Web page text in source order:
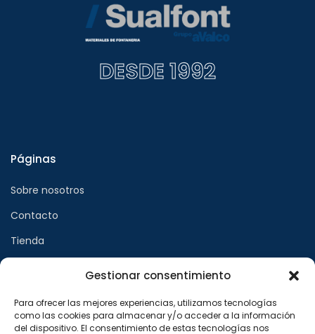
Gestionar consentimiento
Para ofrecer las mejores experiencias, utilizamos tecnologías
como las cookies para almacenar y/o acceder a la información
del dispositivo. El consentimiento de estas tecnologías nos
DESDE 1992
Páginas
Sobre nosotros
Contacto
Tienda
Aviso legal